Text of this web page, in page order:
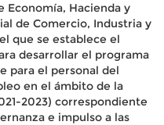
Economía, Hacienda y
de Comercio, Industria y
que se establece el
desarrollar el programa
para el personal del
en el ámbito de la
2023) correspondiente
e impulso a las